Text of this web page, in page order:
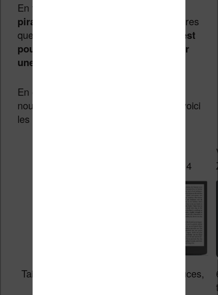
En tout cas,
pirater les livres
et à débloquer les livres
que vous avez acheté uniquement.
C’est
pour cela qu’il est nécessaire d’avoir
une liseuse pour en enlever le DRM
En complément, si vous cherchez une
nouvelle liseuse pour lire vos ebooks, voici
les meilleures machines du moment :
InkPad 4
Taille
7.8 pouces,